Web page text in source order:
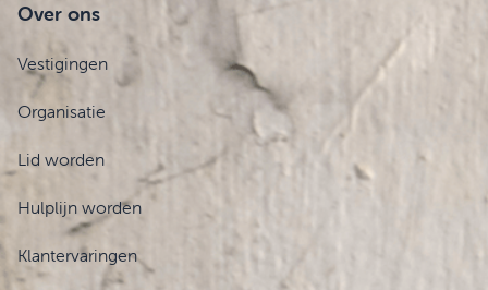
Over ons
Vestigingen
Organisatie
Lid worden
Hulplijn worden
Klantervaringen